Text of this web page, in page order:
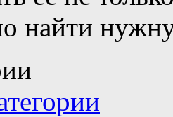
найти